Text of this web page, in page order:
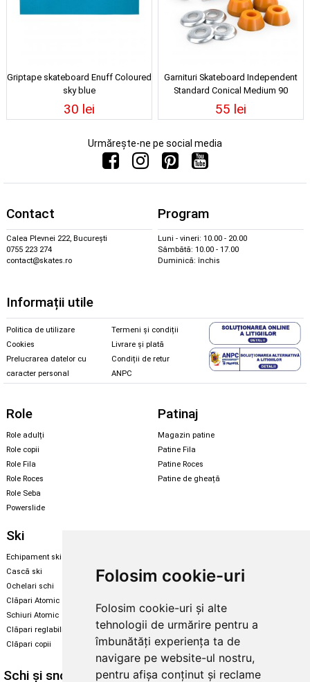
Folosim cookie-uri
Folosim cookie-uri și alte
tehnologii de urmărire pentru a
îmbunătăți experiența ta de
navigare pe website-ul nostru,
pentru afișa conținut și reclame
Griptape skateboard Enuff Coloured
sky blue
30 lei
Garnituri Skateboard Independent
Standard Conical Medium 90
Orange
55 lei
Urmărește-ne pe social media
Contact
Calea Plevnei 222, București
0755 223 274
contact@skates.ro
Program
Luni - vineri: 10.00 - 20.00
Sâmbătă: 10.00 - 17.00
Duminică: închis
Informații utile
Politica de utilizare
Cookies
Prelucrarea datelor cu
caracter personal
Termeni și condiții
Livrare și plată
Condiții de retur
ANPC
Role
Role adulți
Role copii
Role Fila
Role Roces
Role Seba
Powerslide
Patinaj
Magazin patine
Patine Fila
Patine Roces
Patine de gheață
Ski
Echipament ski
Cască ski
Ochelari schi
Clăpari Atomic
Schiuri Atomic
Clăpari reglabili
Clăpari copii
Echipament snowboard
Skate & longboard
Santa Cruz
Enuff Skateboards
Schi și snowboard Diverse